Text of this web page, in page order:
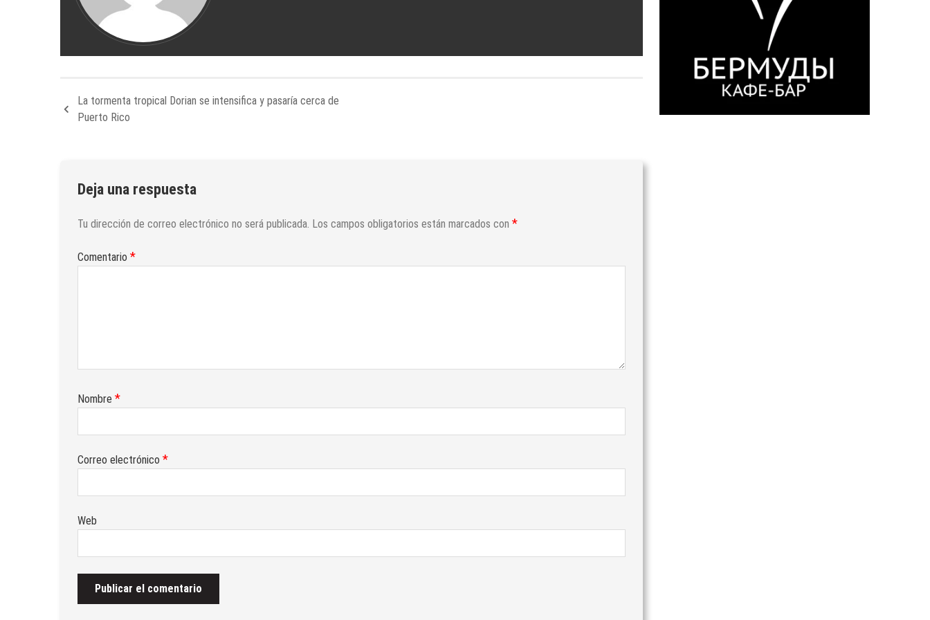
La tormenta tropical Dorian se intensifica y pasaría cerca de
Puerto Rico
Deja una respuesta
Tu dirección de correo electrónico no será publicada. Los campos obligatorios están marcados con *
Comentario *
Nombre *
Correo electrónico *
Web